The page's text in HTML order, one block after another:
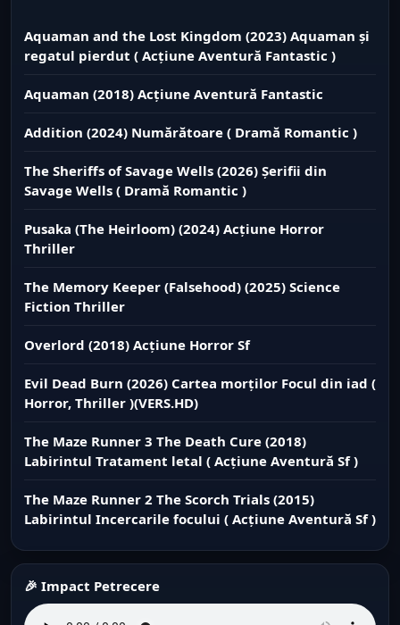
Aquaman and the Lost Kingdom (2023) Aquaman și
regatul pierdut ( Acțiune Aventură Fantastic )
Aquaman (2018) Acțiune Aventură Fantastic
Addition (2024) Numărătoare ( Dramă Romantic )
The Sheriffs of Savage Wells (2026) Șerifii din
Savage Wells ( Dramă Romantic )
Pusaka (The Heirloom) (2024) Acțiune Horror
Thriller
The Memory Keeper (Falsehood) (2025) Science
Fiction Thriller
Overlord (2018) Acțiune Horror Sf
Evil Dead Burn (2026) Cartea morților Focul din iad (
Horror, Thriller )(VERS.HD)
The Maze Runner 3 The Death Cure (2018)
Labirintul Tratament letal ( Acțiune Aventură Sf )
The Maze Runner 2 The Scorch Trials (2015)
Labirintul Incercarile focului ( Acțiune Aventură Sf )
🎉 Impact Petrecere